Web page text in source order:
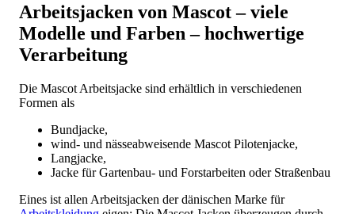
Arbeitsjacken von Mascot – viele
Modelle und Farben – hochwertige
Verarbeitung
Die Mascot Arbeitsjacke sind erhältlich in verschiedenen
Formen als
Bundjacke,
wind- und nässeabweisende Mascot Pilotenjacke,
Langjacke,
Jacke für Gartenbau- und Forstarbeiten oder Straßenbau
Eines ist allen Arbeitsjacken der dänischen Marke für